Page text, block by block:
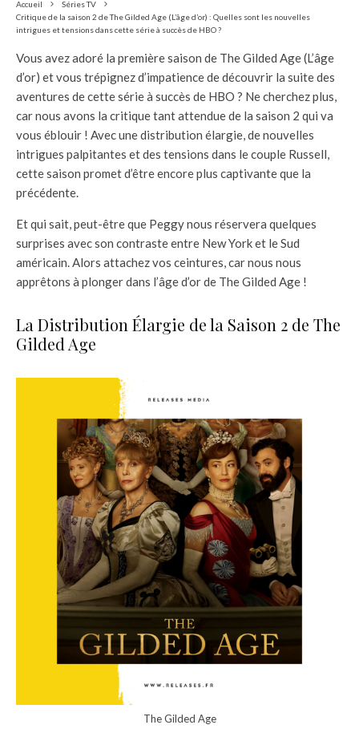
Accueil
Séries TV
Critique de la saison 2 de The Gilded Age (L’âge d’or) : Quelles sont les nouvelles
intrigues et tensions dans cette série à succès de HBO ?
Vous avez adoré la première saison de The Gilded Age (L’âge
d’or) et vous trépignez d’impatience de découvrir la suite des
aventures de cette série à succès de HBO ? Ne cherchez plus,
car nous avons la critique tant attendue de la saison 2 qui va
vous éblouir ! Avec une distribution élargie, de nouvelles
intrigues palpitantes et des tensions dans le couple Russell,
cette saison promet d’être encore plus captivante que la
précédente.
Et qui sait, peut-être que Peggy nous réservera quelques
surprises avec son contraste entre New York et le Sud
américain. Alors attachez vos ceintures, car nous nous
apprêtons à plonger dans l’âge d’or de The Gilded Age !
La Distribution Élargie de la Saison 2 de The
Gilded Age
The Gilded Age